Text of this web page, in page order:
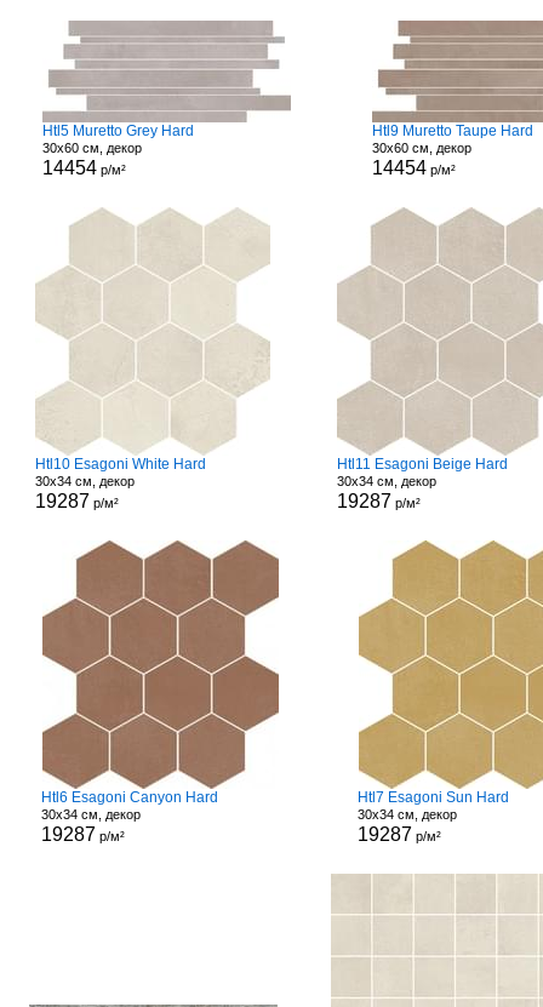
Htl5 Muretto Grey Hard
30x60 см, декор
14454р/м²
Htl9 Muretto Taupe Hard
30x60 см, декор
14454р/м²
Htl10 Esagoni White Hard
30x34 см, декор
19287 р/м²
Htl11 Esagoni Beige Hard
30x34 см, декор
19287 р/м²
Htl6 Esagoni Canyon Hard
30x34 см, декор
19287 р/м²
Htl7 Esagoni Sun Hard
30x34 см, декор
19287 р/м²